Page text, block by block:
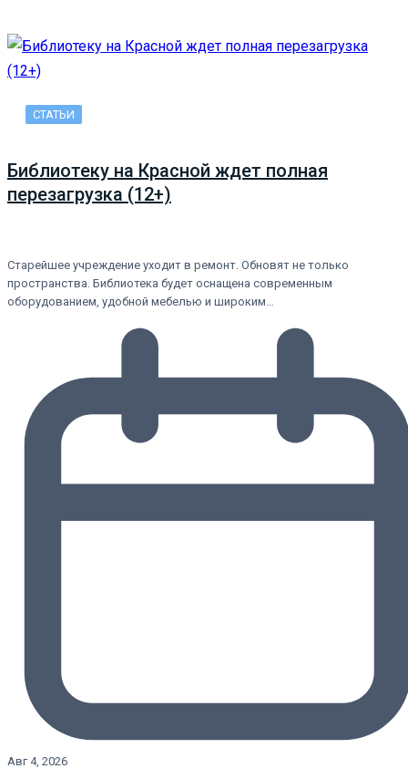
СТАТЬИ
Библиотеку на Красной ждет полная
перезагрузка (12+)
Старейшее учреждение уходит в ремонт. Обновят не только
пространства. Библиотека будет оснащена современным
оборудованием, удобной мебелью и широким…
Авг 4, 2026